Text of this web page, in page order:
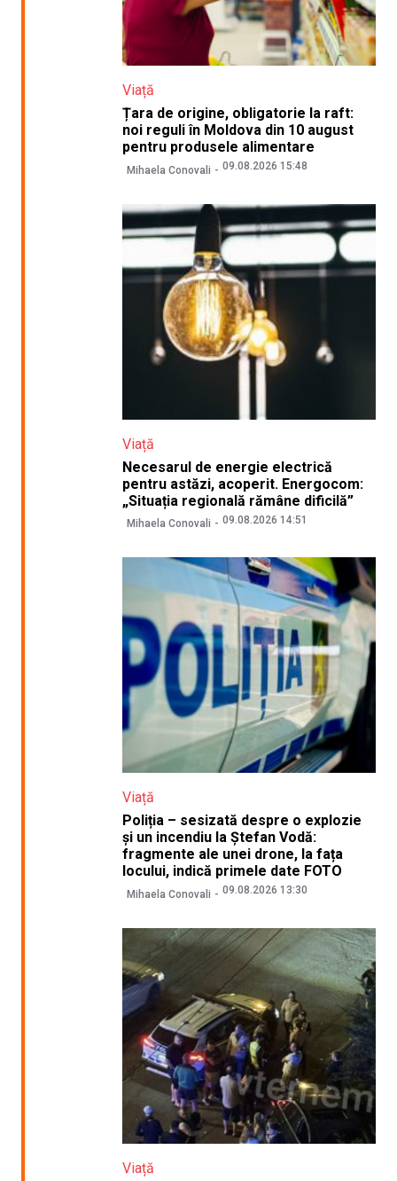
Viață
Țara de origine, obligatorie la raft:
noi reguli în Moldova din 10 august
pentru produsele alimentare
Mihaela Conovali 09.08.2026 15:48
Viață
Necesarul de energie electrică
pentru astăzi, acoperit. Energocom:
„Situația regională rămâne dificilă”
Mihaela Conovali 09.08.2026 14:51
Viață
Poliția – sesizată despre o explozie
și un incendiu la Ștefan Vodă:
fragmente ale unei drone, la fața
locului, indică primele date FOTO
Mihaela Conovali 09.08.2026 13:30
Viață